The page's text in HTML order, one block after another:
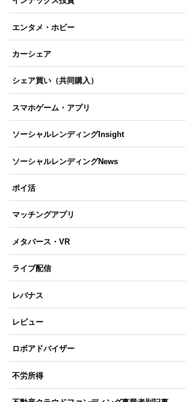
エンタメ・ホビー
カーシェア
シェア買い（共同購入）
スマホゲーム・アプリ
ソーシャルレンディングInsight
ソーシャルレンディングNews
ポイ活
マッチングアプリ
メタバース・VR
ライブ配信
レバナス
レビュー
ロボアドバイザー
不労所得